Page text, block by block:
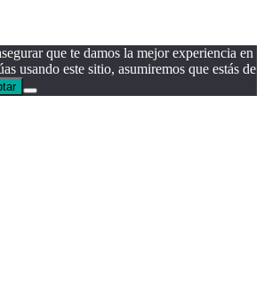
que te damos la mejor experiencia en
usando este sitio, asumiremos que estás de